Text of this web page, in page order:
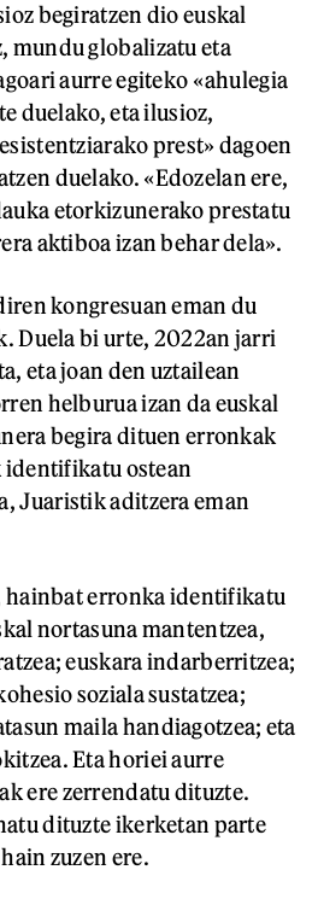
begiratzen dio euskal
mundu globalizatu eta
aurre egiteko «ahulegia
duelako, eta ilusioz,
prest» dagoen
duelako. «Edozelan ere,
etorkizunerako prestatu
aktiboa izan behar dela».
kongresuan eman du
Duela bi urte, 2022an jarri
eta joan den uztailean
helburua izan da euskal
begira dituen erronkak
identifikatu ostean
Juaristik aditzera eman
hainbat erronka identifikatu
nortasuna mantentzea,
euskara indarberritzea;
soziala sustatzea;
maila handiagotzea; eta
Eta horiei aurre
ere zerrendatu dituzte.
dituzte ikerketan parte
zuzen ere.